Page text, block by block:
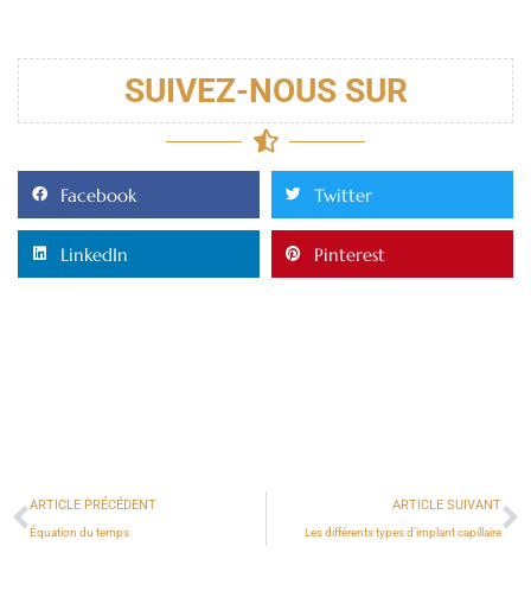
SUIVEZ-NOUS SUR
Facebook Twitter
LinkedIn Pinterest
ARTICLE PRÉCÉDENT
Équation du temps
ARTICLE SUIVANT
Les différents types d’implant capillaire